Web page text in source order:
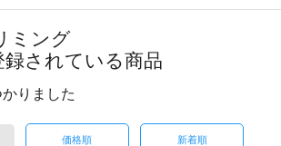
ミング
録されている商品
りました
価格順 新着順